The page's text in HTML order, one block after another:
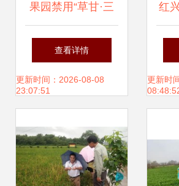
果园禁用“草甘·三
氯吡”除草剂的七类
案例解析 农业生态
查看详情
更新时间：2026-08-08
23:07:51
红
频
业
更新时